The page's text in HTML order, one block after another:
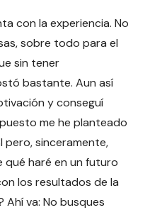
con la experiencia. No
sobre todo para el
sin tener
bastante. Aun así
y conseguí
me he planteado
sinceramente,
qué haré en un futuro
los resultados de la
va: No busques